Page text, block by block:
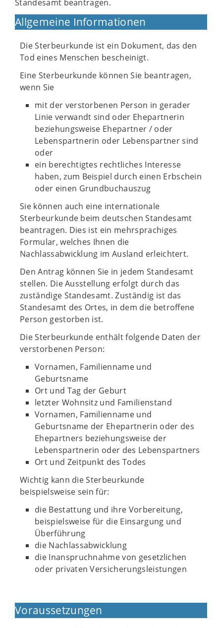
Standesamt beantragen.
Allgemeine Informationen
Die Sterbeurkunde ist ein Dokument, das den
Tod eines Menschen bescheinigt.
Eine Sterbeurkunde können Sie beantragen,
wenn Sie
mit der verstorbenen Person in gerader
Linie verwandt sind oder Ehepartnerin
beziehungsweise Ehepartner / oder
Lebenspartnerin oder Lebenspartner sind
oder
ein berechtigtes rechtliches Interesse
haben, zum Beispiel durch einen Erbschein
oder einen Grundbuchauszug
Sie können auch eine internationale
Sterbeurkunde beim deutschen Standesamt
beantragen. Dies ist ein mehrsprachiges
Formular, welches Ihnen die
Nachlassabwicklung im Ausland erleichtert.
Den Antrag können Sie in jedem Standesamt
stellen. Die Ausstellung erfolgt durch das
zuständige Standesamt. Zuständig ist das
Standesamt des Ortes, in dem die betroffene
Person gestorben ist.
Die Sterbeurkunde enthält folgende Daten der
verstorbenen Person:
Vornamen, Familienname und
Geburtsname
Ort und Tag der Geburt
letzter Wohnsitz und Familienstand
Vornamen, Familienname und
Geburtsname der Ehepartnerin oder des
Ehepartners beziehungsweise der
Lebenspartnerin oder des Lebenspartners
Ort und Zeitpunkt des Todes
Wichtig kann die Sterbeurkunde
beispielsweise sein für:
die Bestattung und ihre Vorbereitung,
beispielsweise für die Einsargung und
Überführung
die Nachlassabwicklung
die Inanspruchnahme von gesetzlichen
oder privaten Versicherungsleistungen
Voraussetzungen